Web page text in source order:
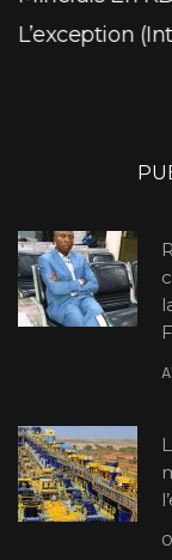
L’exception